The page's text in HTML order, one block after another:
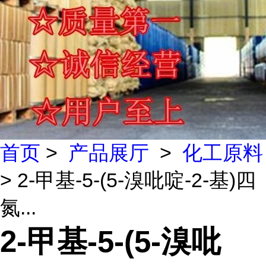
首页 > 产品展厅 > 化工原料
> 2-甲基-5-(5-溴吡啶-2-基)四
氮...
2-甲基-5-(5-溴吡